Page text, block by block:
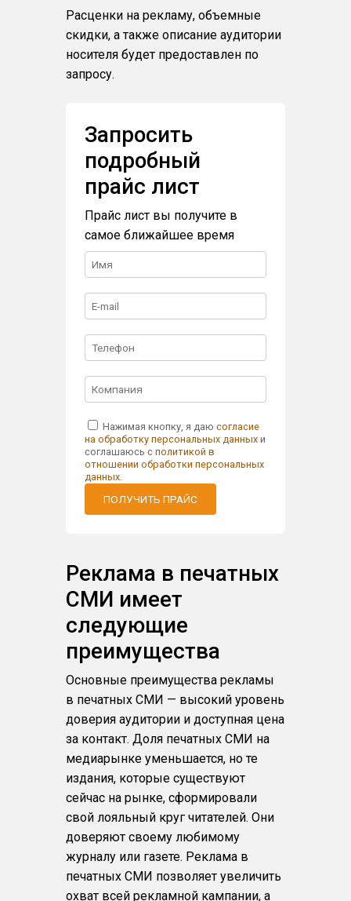
Расценки на рекламу, объемные
скидки, а также описание аудитории
носителя будет предоставлен по
запросу.
Запросить
подробный
прайс лист
Прайс лист вы получите в
самое ближайшее время
Нажимая кнопку, я даюсогласие
на обработку персональных данных и
соглашаюсь сполитикой в
отношении обработки персональных
данных
ПОЛУЧИТЬ ПРАЙС
Реклама в печатных
СМИ имеет
следующие
преимущества
Основные преимущества рекламы
в печатных СМИ — высокий уровень
доверия аудитории и доступная цена
за контакт. Доля печатных СМИ на
медиарынке уменьшается, но те
издания, которые существуют
сейчас на рынке, сформировали
свой лояльный круг читателей. Они
доверяют своему любимому
журналу или газете. Реклама в
печатных СМИ позволяет увеличить
охват всей рекламной кампании, а